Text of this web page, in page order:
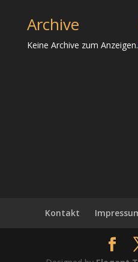
Archive
Keine Archive zum Anzeigen.
Kontakt